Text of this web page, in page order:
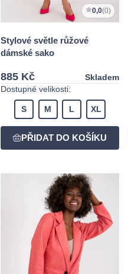
0,0(0)
Stylové světle růžové
dámské sako
885 Kč
Skladem
Dostupné velikosti:
S M L XL